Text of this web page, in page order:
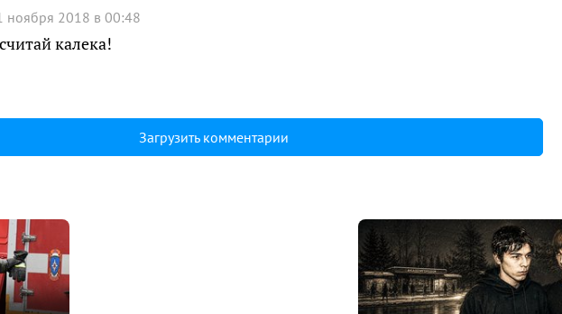
ноября 2018 в 00:48
калека!
Загрузить комментарии